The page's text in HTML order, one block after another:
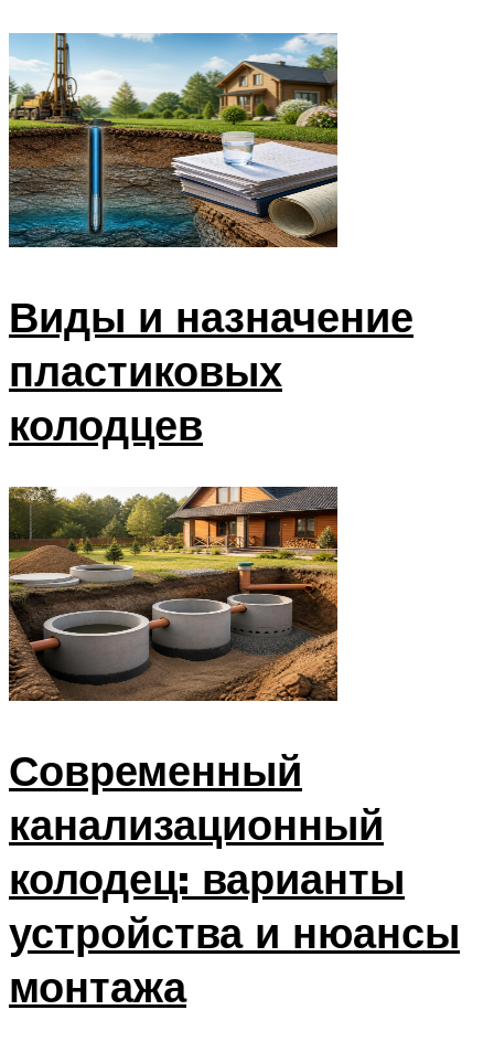
Виды и назначение
пластиковых
колодцев
Современный
канализационный
колодец: варианты
устройства и нюансы
монтажа